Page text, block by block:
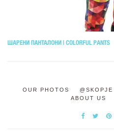
ШАРЕНИ ПАНТАЛОНИ | COLORFUL PANTS
OUR PHOTOS @SKOPJE
ABOUT US